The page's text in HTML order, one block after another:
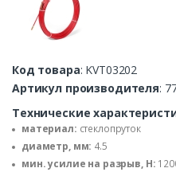
Код товара: KVT03202
Артикул производителя:
Технические
материал: стеклопруток
диаметр, мм: 4.5
мин. усилие на разрыв, Н: